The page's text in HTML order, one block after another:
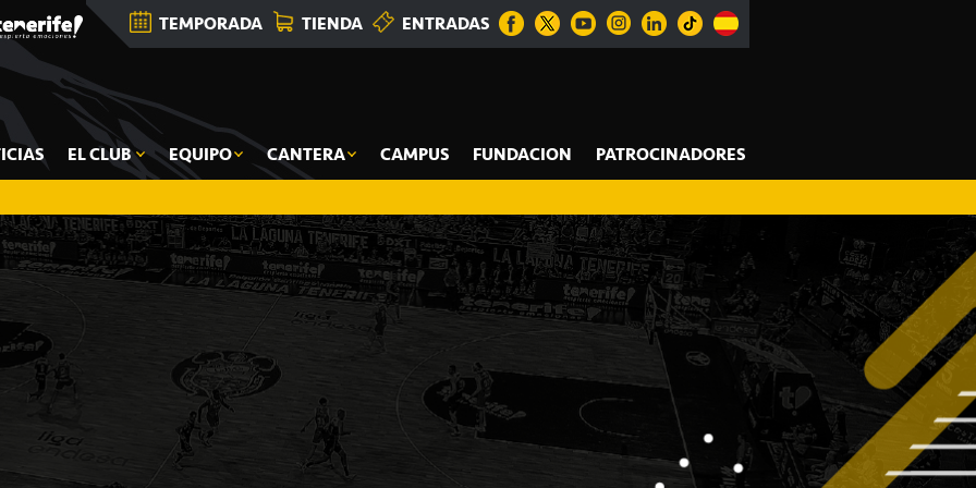
TEMPORADA TIENDA ENTRADAS
EL CLUB EQUIPO CANTERA CAMPUS FUNDACION PATROCINADORES